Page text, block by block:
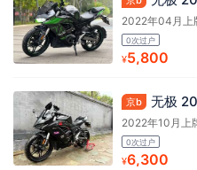
2022年04月上
0次过户
¥5,800
京b 无极
2022年10月上
0次过户
¥6,300